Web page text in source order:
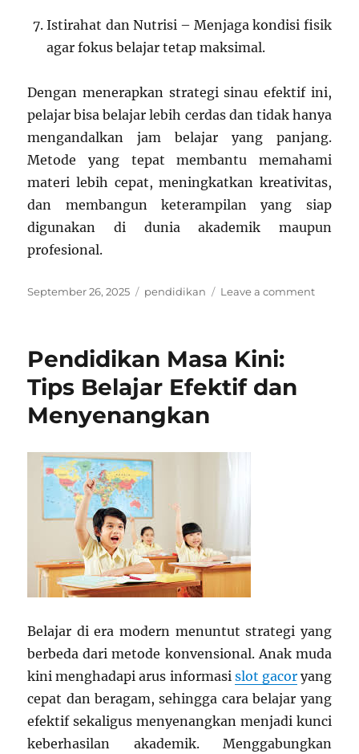
Istirahat dan Nutrisi – Menjaga kondisi fisik
agar fokus belajar tetap maksimal.
Dengan menerapkan strategi sinau efektif ini,
pelajar bisa belajar lebih cerdas dan tidak hanya
mengandalkan jam belajar yang panjang.
Metode yang tepat membantu memahami
materi lebih cepat, meningkatkan kreativitas,
dan membangun keterampilan yang siap
digunakan di dunia akademik maupun
profesional.
Posted
September 26, 2025 Categories
pendidikan Leave a commenton
Pendidikan Masa Kini:
Tips Belajar Efektif dan
Menyenangkan
Belajar di era modern menuntut strategi yang
berbeda dari metode konvensional. Anak muda
kini menghadapi arus informasi slot gacoryang
cepat dan beragam, sehingga cara belajar yang
efektif sekaligus menyenangkan menjadi kunci
keberhasilan akademik. Menggabungkan